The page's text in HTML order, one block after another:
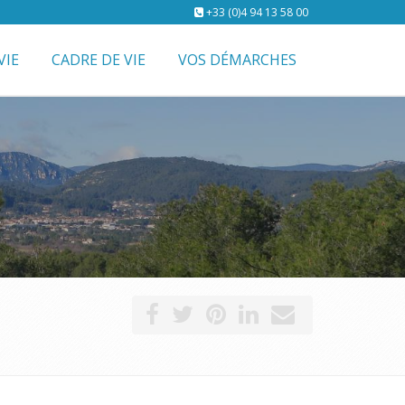
+33 (0)4 94 13 58 00
CADRE DE VIE VOS DÉMARCHES